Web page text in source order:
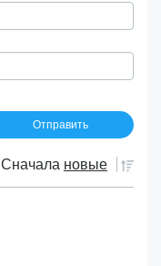
Сначала новые